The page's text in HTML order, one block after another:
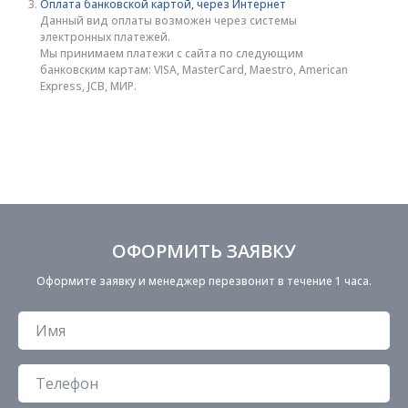
Оплата банковской картой, через Интернет
Данный вид оплаты возможен через системы
электронных платежей.
Мы принимаем платежи с сайта по следующим
банковским картам: VISA, MasterCard, Maestro, American
Express, JCB, МИР.
ОФОРМИТЬ ЗАЯВКУ
Оформите заявку и менеджер перезвонит в течение 1 часа.